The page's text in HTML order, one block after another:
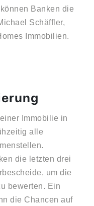
Banken die
Schäffler,
Immobilien.
Immobilie in
alle
die letzten drei
um die
bewerten. Ein
die Chancen auf